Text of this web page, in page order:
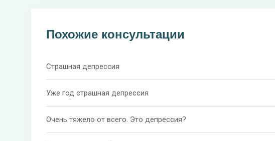
Похожие консультации
Страшная депрессия
Уже год страшная депрессия
Очень тяжело от всего. Это депрессия?